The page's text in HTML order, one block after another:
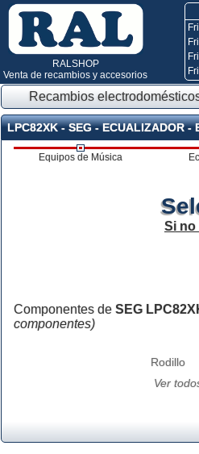
RALSHOP
Venta de recambios y accesorios
Recambios
LPC82XK - SEG - ECUALIZADOR -
Equipos de Música
Si no
Componentes de SEG
componentes)
Rodillo
Ver